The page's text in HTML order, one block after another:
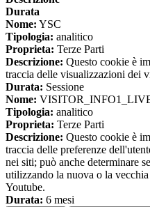
Durata
Nome: YSC
Tipologia: analitico
Proprieta: Terze Parti
Descrizione: Questo cookie è
traccia delle visualizzazioni dei
Durata: Sessione
Nome:
Tipologia: analitico
Proprieta: Terze Parti
Descrizione: Questo cookie è
traccia delle preferenze
nei siti; può anche determinare
utilizzando la nuova o la
Youtube.
Durata: 6 mesi